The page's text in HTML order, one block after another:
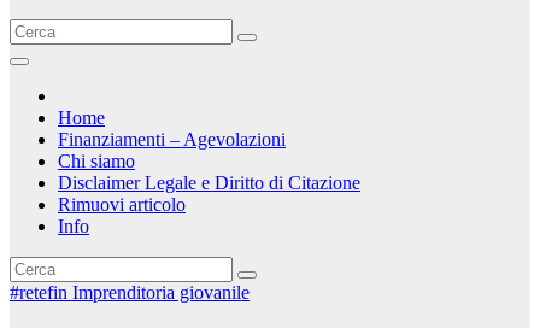
Home
Finanziamenti – Agevolazioni
Chi siamo
Disclaimer Legale e Diritto di Citazione
Rimuovi articolo
Info
#retefin Imprenditoria giovanile